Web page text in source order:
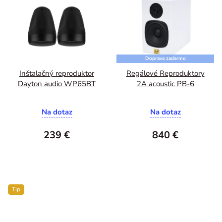
Inštalačný reproduktor
Dayton audio WP65BT
Na dotaz
239 €
Doprava zadarmo
Regálové Reproduktory
2A acoustic PB-6
hodnotenie
je
Na dotaz
840 €
Tip